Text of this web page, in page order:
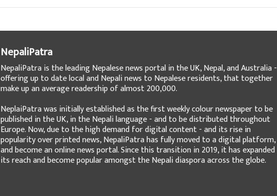
NepaliPatra
NepaliPatra is the leading Nepalese news portal in the UK, Nepal, and Australia -
offering up to date local and Nepali news to Nepalese residents, that together
make up an average readership of almost 200,000.
NeplaiPatra was initially established as the first weekly colour newspaper to be
published in the UK, in the Nepali language - and to be distributed throughout
Europe. Now, due to the high demand for digital content - and its rise in
popularity over printed news, NepaliPatra has fully moved to a digital platform,
and become an online news portal. Since this transition in 2019, it has expanded
its reach and become popular amongst the Nepali diaspora across the globe.